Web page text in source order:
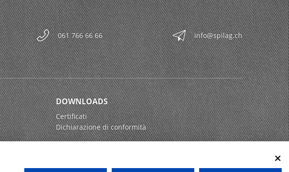
061 766 66 66 info@spilag.ch
DOWNLOADS
Certificati
Dichiarazione di conformità